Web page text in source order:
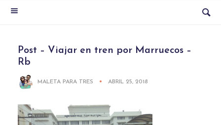
Post – Viajar en tren por Marruecos –
Rb
MALETA PARA TRES ABRIL 25, 2018